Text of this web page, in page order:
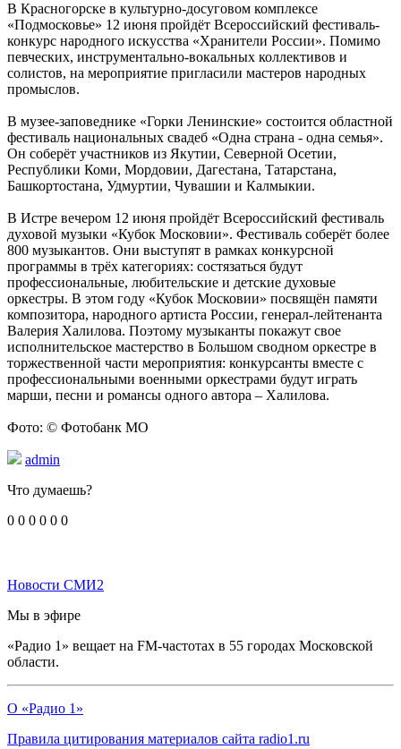
В Красногорске в культурно-досуговом комплексе
«Подмосковье» 12 июня пройдёт Всероссийский фестиваль-
конкурс народного искусства «Хранители России». Помимо
певческих, инструментально-вокальных коллективов и
солистов, на мероприятие пригласили мастеров народных
промыслов.
В музее-заповеднике «Горки Ленинские» состоится областной
фестиваль национальных свадеб «Одна страна - одна семья».
Он соберёт участников из Якутии, Северной Осетии,
Республики Коми, Мордовии, Дагестана, Татарстана,
Башкортостана, Удмуртии, Чувашии и Калмыкии.
В Истре вечером 12 июня пройдёт Всероссийский фестиваль
духовой музыки «Кубок Московии». Фестиваль соберёт более
800 музыкантов. Они выступят в рамках конкурсной
программы в трёх категориях: состязаться будут
профессиональные, любительские и детские духовые
оркестры. В этом году «Кубок Московии» посвящён памяти
композитора, народного артиста России, генерал-лейтенанта
Валерия Халилова. Поэтому музыканты покажут свое
исполнительское мастерство в Большом сводном оркестре в
торжественной части мероприятия: конкурсанты вместе с
профессиональными военными оркестрами будут играть
марши, песни и романсы одного автора – Халилова.
Фото: © Фотобанк МО
admin
Что думаешь?
0 0 0 0 0 0
Новости СМИ2
Мы в эфире
«Радио 1» вещает на FM-частотах в 55 городах Московской
области.
О «Радио 1»
Правила цитирования материалов сайта radio1.ru